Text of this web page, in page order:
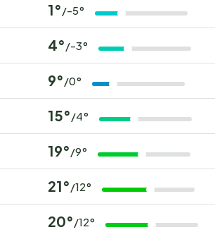
1° /-5°
4° /-3°
9° /0°
15° /4°
19° /9°
21° /12°
20° /12°